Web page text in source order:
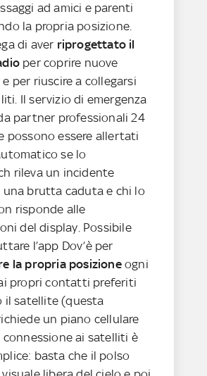
ad amici e parenti
la propria posizione.
di aver riprogettato il
per coprire nuove
per riuscire a collegarsi
Il servizio di emergenza
partner professionali 24
possono essere allertati
se lo
rileva un incidente
una brutta caduta e chi lo
risponde alle
del display. Possibile
l’app Dov’è per
la propria posizioneogni
propri contatti preferiti
il satellite (questa
un piano cellulare
ai satelliti è
basta che il polso